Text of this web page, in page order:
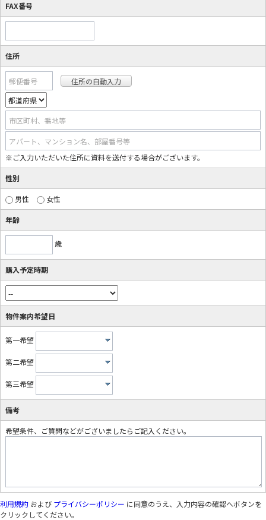
FAX番号
住所
郵便番号
市区町村、番地等
アパート、マンション名、部屋番号等
※ご入力いただいた住所に資料を送付する場合がございます。
性別
男性 女性
年齢
歳
購入予定時期
物件案内希望日
第一希望
第二希望
第三希望
備考
希望条件、ご質問などがございましたらご記入ください。
利用規約 および プライバシーポリシー に同意のうえ、入力内容の確認へボタンを
クリックしてください。